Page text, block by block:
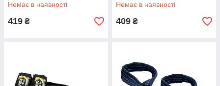
Немає в наявності
419 ₴
Немає в наявності
409 ₴